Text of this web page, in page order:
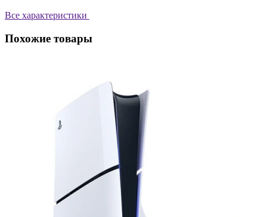
Все характеристики
Похожие товары